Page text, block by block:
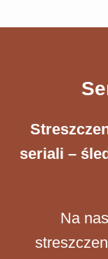
seriali –
Na